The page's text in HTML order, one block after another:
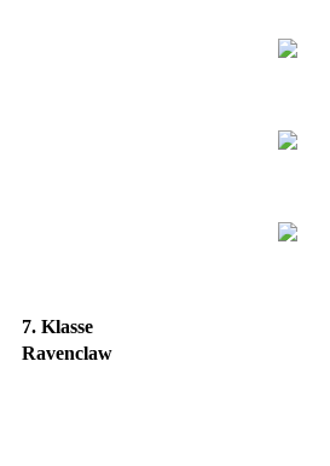
7. Klasse
Ravenclaw